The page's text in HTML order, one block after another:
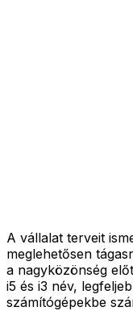
A vállalat terveit
meglehetősen
a nagyközönség
i5 és i3 név,
számítógépekbe